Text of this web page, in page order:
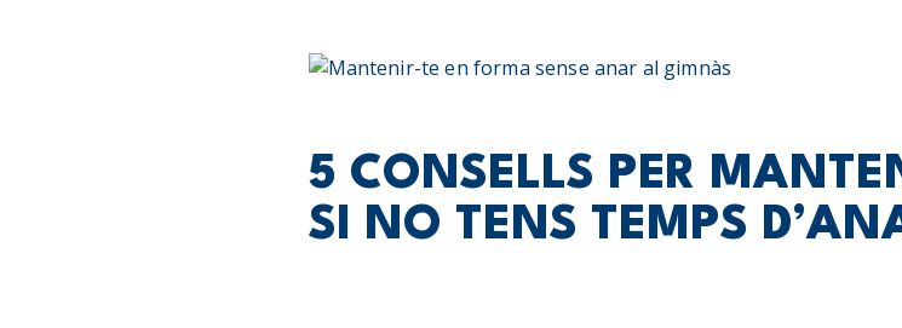
5 CONSELLS PER
SI NO TENS TEMPS